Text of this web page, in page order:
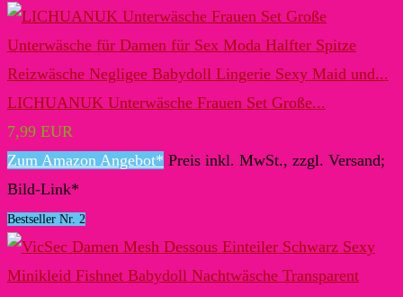
LICHUANUK Unterwäsche Frauen Set Große...
7,99 EUR
Zum Amazon Angebot* Preis inkl. MwSt., zzgl. Versand;
Bild-Link*
Bestseller Nr. 2